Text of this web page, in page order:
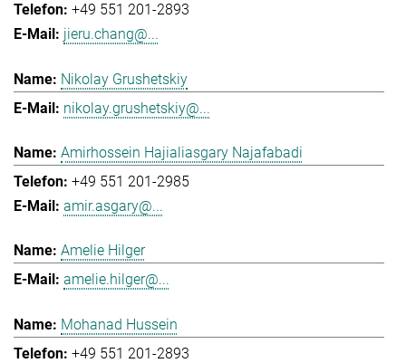
+49 551 201-2893
jieru.chang@...
Nikolay Grushetskiy
nikolay.grushetskiy@...
Amirhossein Hajialiasgary Najafabadi
+49 551 201-2985
amir.asgary@...
Amelie Hilger
amelie.hilger@...
Mohanad Hussein
+49 551 201-2893